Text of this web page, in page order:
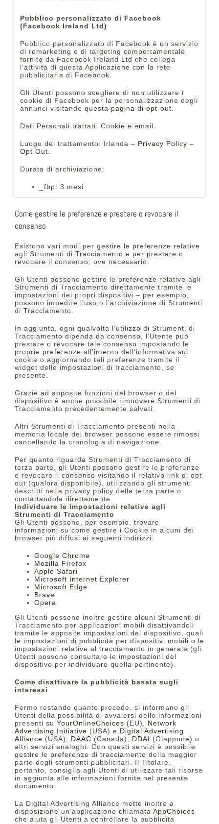
Pubblico personalizzato di Facebook
(Facebook Ireland Ltd)
Pubblico personalizzato di Facebook è un servizio
di remarketing e di targeting comportamentale
fornito da Facebook Ireland Ltd che collega
l’attività di questa Applicazione con la rete
pubblicitaria di Facebook.
Gli Utenti possono scegliere di non utilizzare i
cookie di Facebook per la personalizzazione degli
annunci visitando questa pagina di opt-out
Dati Personali trattati: Cookie e email.
Luogo del trattamento: Irlanda – Privacy Policy –
Opt Out
Durata di archiviazione:
_fbp: 3 mesi
Come gestire le preferenze e prestare o revocare il
consenso
Esistono vari modi per gestire le preferenze relative
agli Strumenti di Tracciamento e per prestare o
revocare il consenso, ove necessario:
Gli Utenti possono gestire le preferenze relative agli
Strumenti di Tracciamento direttamente tramite le
impostazioni dei propri dispositivi – per esempio,
possono impedire l’uso o l’archiviazione di Strumenti
di Tracciamento.
In aggiunta, ogni qualvolta l’utilizzo di Strumenti di
Tracciamento dipenda da consenso, l’Utente può
prestare o revocare tale consenso impostando le
proprie preferenze all’interno dell’informativa sui
cookie o aggiornando tali preferenze tramite il
widget delle impostazioni di tracciamento, se
presente.
Grazie ad apposite funzioni del browser o del
dispositivo è anche possibile rimuovere Strumenti di
Tracciamento precedentemente salvati.
Altri Strumenti di Tracciamento presenti nella
memoria locale del browser possono essere rimossi
cancellando la cronologia di navigazione.
Per quanto riguarda Strumenti di Tracciamento di
terza parte, gli Utenti possono gestire le preferenze
e revocare il consenso visitando il relativo link di opt
out (qualora disponibile), utilizzando gli strumenti
descritti nella privacy policy della terza parte o
contattandola direttamente.
Individuare le impostazioni relative agli
Strumenti di Tracciamento
Gli Utenti possono, per esempio, trovare
informazioni su come gestire i Cookie in alcuni dei
browser più diffusi ai seguenti indirizzi:
Google Chrome
Mozilla Firefox
Apple Safari
Microsoft Internet Explorer
Microsoft Edge
Brave
Opera
Gli Utenti possono inoltre gestire alcuni Strumenti di
Tracciamento per applicazioni mobili disattivandoli
tramite le apposite impostazioni del dispositivo, quali
le impostazioni di pubblicità per dispositivi mobili o le
impostazioni relative al tracciamento in generale (gli
Utenti possono consultare le impostazioni del
dispositivo per individuare quella pertinente).
Come disattivare la pubblicità basata sugli
interessi
Fermo restando quanto precede, si informano gli
Utenti della possibilità di avvalersi delle informazioni
presenti su YourOnlineChoices (EU), Network
Advertising Initiative (USA) e Digital Advertising
Alliance (USA), DAAC (Canada), DDAI (Giappone) o
altri servizi analoghi. Con questi servizi è possibile
gestire le preferenze di tracciamento della maggior
parte degli strumenti pubblicitari. Il Titolare,
pertanto, consiglia agli Utenti di utilizzare tali risorse
in aggiunta alle informazioni fornite nel presente
documento.
La Digital Advertising Alliance mette inoltre a
disposizione un’applicazione chiamata AppChoices
che aiuta gli Utenti a controllare la pubblicità